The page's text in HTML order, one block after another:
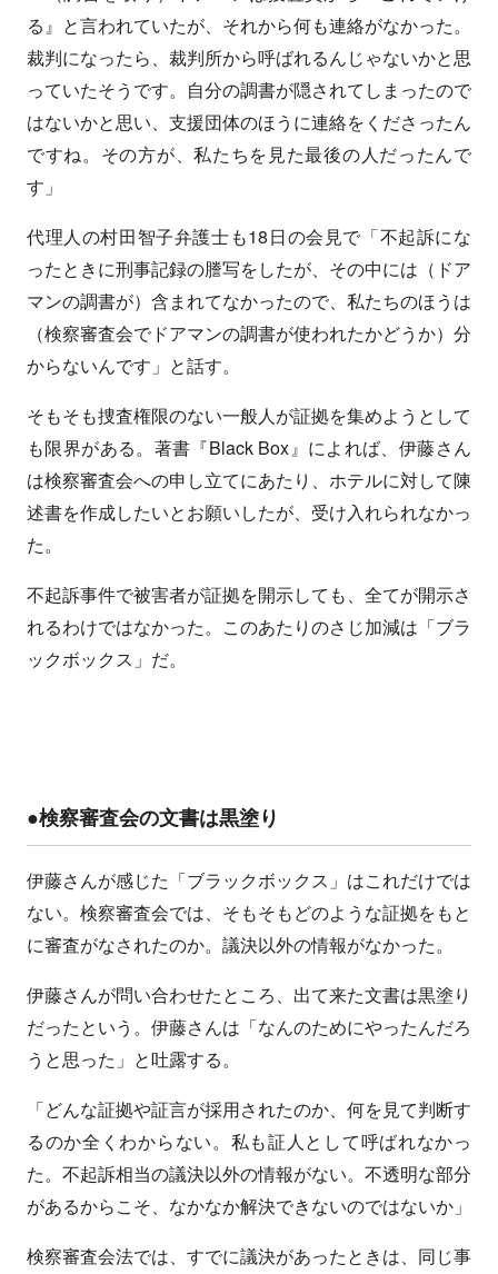
る』と言われていたが、それから何も連絡がなかった。
裁判になったら、裁判所から呼ばれるんじゃないかと思
っていたそうです。自分の調書が隠されてしまったので
はないかと思い、支援団体のほうに連絡をくださったん
ですね。その方が、私たちを見た最後の人だったんで
す」
代理人の村田智子弁護士も18日の会見で「不起訴にな
ったときに刑事記録の謄写をしたが、その中には（ドア
マンの調書が）含まれてなかったので、私たちのほうは
（検察審査会でドアマンの調書が使われたかどうか）分
からないんです」と話す。
そもそも捜査権限のない一般人が証拠を集めようとして
も限界がある。著書『Black Box』によれば、伊藤さん
は検察審査会への申し立てにあたり、ホテルに対して陳
述書を作成したいとお願いしたが、受け入れられなかっ
た。
不起訴事件で被害者が証拠を開示しても、全てが開示さ
れるわけではなかった。このあたりのさじ加減は「ブラ
ックボックス」だ。
●検察審査会の文書は黒塗り
伊藤さんが感じた「ブラックボックス」はこれだけでは
ない。検察審査会では、そもそもどのような証拠をもと
に審査がなされたのか。議決以外の情報がなかった。
伊藤さんが問い合わせたところ、出て来た文書は黒塗り
だったという。伊藤さんは「なんのためにやったんだろ
うと思った」と吐露する。
「どんな証拠や証言が採用されたのか、何を見て判断す
るのか全くわからない。私も証人として呼ばれなかっ
た。不起訴相当の議決以外の情報がない。不透明な部分
があるからこそ、なかなか解決できないのではないか」
検察審査会法では、すでに議決があったときは、同じ事